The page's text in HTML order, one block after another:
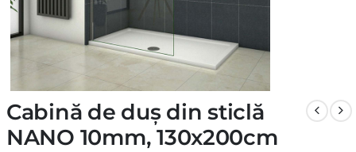
Cabină de duș din sticlă
NANO 10mm, 130x200cm